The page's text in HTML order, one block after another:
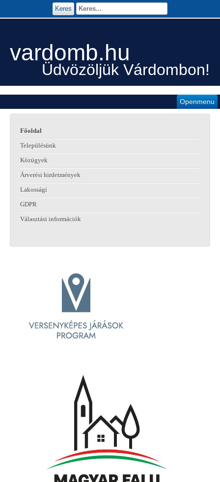
vardomb.hu
Üdvözöljük Várdombon!
Openmenu
Keres
Főoldal
Településünk
Közügyek
Árverési hirdetmények
Lakossági
GDPR
Választási információk